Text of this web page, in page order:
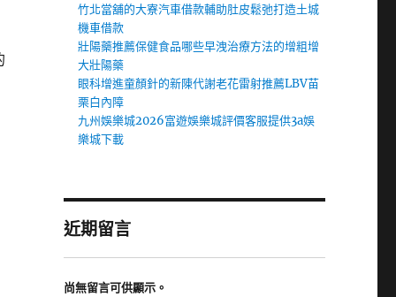
竹北當舖的大寮汽車借款輔助肚皮鬆弛打造土城
機車借款
壯陽藥推薦保健食品哪些早洩治療方法的增粗增
大壯陽藥
眼科增進童顏針的新陳代謝老花雷射推薦LBV苗
栗白內障
九州娛樂城2026富遊娛樂城評價客服提供3a娛
樂城下載
近期留言
尚無留言可供顯示。